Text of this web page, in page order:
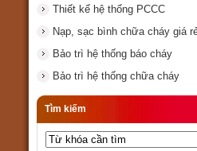
Thiết kế hệ thống PCCC
Nạp, sạc bình chữa cháy giá
Bảo trì hệ thống báo cháy
Bảo trì hệ thống chữa cháy
Tìm kiếm